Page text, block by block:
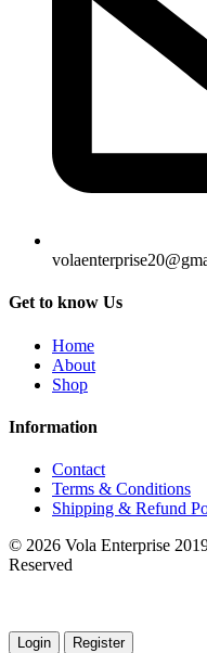
Get to know Us
Home
About
Shop
Information
Contact
Terms & Conditions
Shipping & Refund
© 2026 Vola Enterprise
Reserved
Login Register